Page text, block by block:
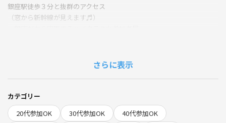
銀座駅徒歩３分と抜群のアクセス
（窓から新幹線が見えます♬）
（人数が極端に多くなったときはオール立席式となります）
◆どんな人が参加する？
さらに表示
カテゴリー
20代参加OK
30代参加OK
40代参加OK